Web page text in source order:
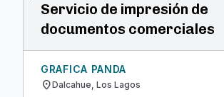
Servicio de impresión de
documentos comerciales
GRAFICA PANDA
location_onDalcahue, Los Lagos